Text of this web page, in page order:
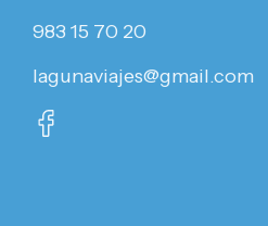
983 15 70 20
lagunaviajes@gmail.com